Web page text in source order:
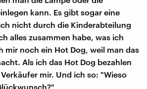
kann. Es gibt sogar eine
nicht durch die Kinderabteilung
alles zusammen habe, was ich
mir noch ein Hot Dog, weil man das
Als ich das Hot Dog bezahlen
mir. Und ich so: "Wieso